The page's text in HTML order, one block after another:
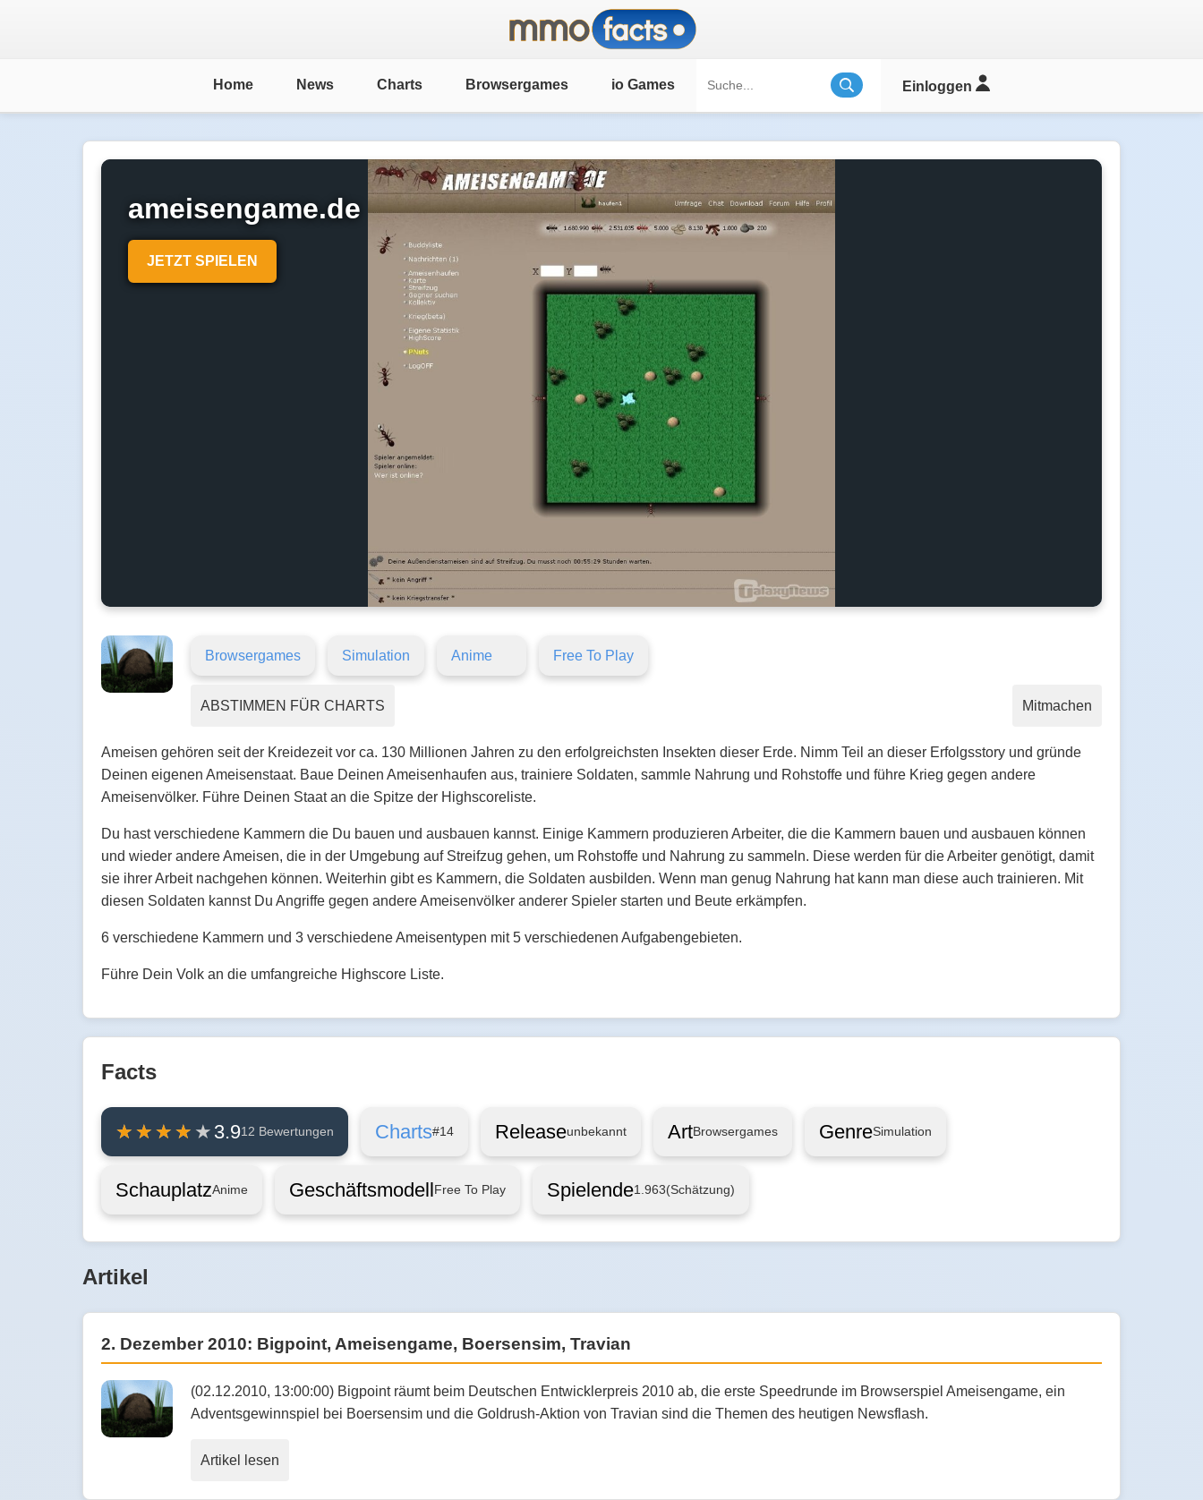
Home News Charts Browsergames io Games Einloggen
ameisengame.de
JETZT SPIELEN
Browsergames Simulation Anime Free To Play
ABSTIMMEN FÜR CHARTS Mitmachen
Ameisen gehören seit der Kreidezeit vor ca. 130 Millionen Jahren zu den erfolgreichsten Insekten dieser Erde. Nimm Teil an dieser Erfolgsstory und gründe
Deinen eigenen Ameisenstaat. Baue Deinen Ameisenhaufen aus, trainiere Soldaten, sammle Nahrung und Rohstoffe und führe Krieg gegen andere
Ameisenvölker. Führe Deinen Staat an die Spitze der Highscoreliste.
Du hast verschiedene Kammern die Du bauen und ausbauen kannst. Einige Kammern produzieren Arbeiter, die die Kammern bauen und ausbauen können
und wieder andere Ameisen, die in der Umgebung auf Streifzug gehen, um Rohstoffe und Nahrung zu sammeln. Diese werden für die Arbeiter genötigt, damit
sie ihrer Arbeit nachgehen können. Weiterhin gibt es Kammern, die Soldaten ausbilden. Wenn man genug Nahrung hat kann man diese auch trainieren. Mit
diesen Soldaten kannst Du Angriffe gegen andere Ameisenvölker anderer Spieler starten und Beute erkämpfen.
6 verschiedene Kammern und 3 verschiedene Ameisentypen mit 5 verschiedenen Aufgabengebieten.
Führe Dein Volk an die umfangreiche Highscore Liste.
Facts
3.912 Bewertungen Charts#14 Releaseunbekannt ArtBrowsergames GenreSimulation
SchauplatzAnime GeschäftsmodellFree To Play Spielende1.963(Schätzung)
Artikel
2. Dezember 2010: Bigpoint, Ameisengame, Boersensim, Travian
(02.12.2010, 13:00:00) Bigpoint räumt beim Deutschen Entwicklerpreis 2010 ab, die erste Speedrunde im Browserspiel Ameisengame, ein
Adventsgewinnspiel bei Boersensim und die Goldrush-Aktion von Travian sind die Themen des heutigen Newsflash.
Artikel lesen